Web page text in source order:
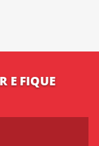
E FIQUE